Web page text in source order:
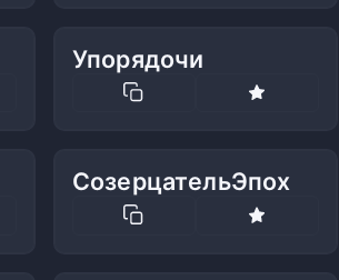
Упорядочи
СозерцательЭпох